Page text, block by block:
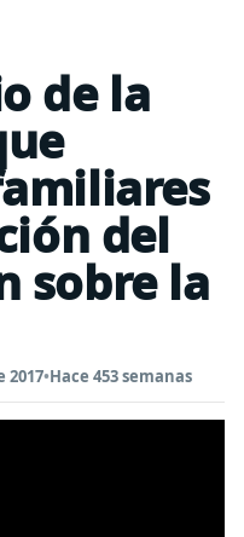
de la
del
sobre la
2017•Hace 453 semanas